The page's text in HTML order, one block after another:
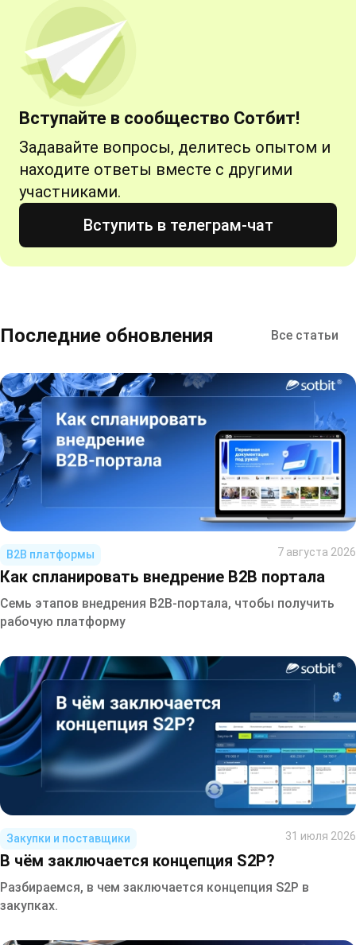
Вступайте в сообщество Сотбит!
Задавайте вопросы, делитесь опытом и
находите ответы вместе с другими
участниками.
Вступить в телеграм-чат
Последние обновления Все статьи
B2B платформы 7 августа 2026
Как спланировать внедрение B2B портала
Семь этапов внедрения B2B-портала, чтобы получить
рабочую платформу
Закупки и поставщики 31 июля 2026
В чём заключается концепция S2P?
Разбираемся, в чем заключается концепция S2P в
закупках.